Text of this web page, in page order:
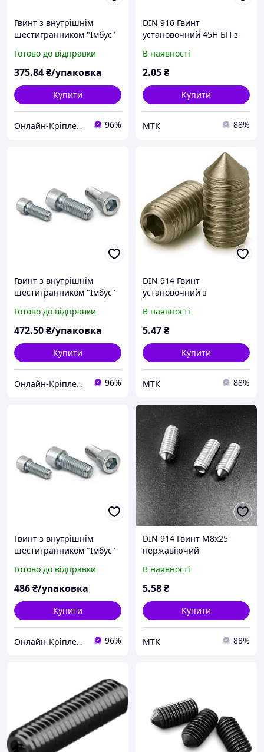
Гвинт з внутрішнім
шестигранником "Імбус"
м14х80 (10шт)
Готово до відправки
375.84₴/упаковка
Купити
Онлайн-Кріплення 96%
DIN 916 Гвинт
установочний 45H БП з
В наявності
2.05₴
Купити
МТК 88%
Гвинт з внутрішнім
шестигранником "Імбус"
м14х90 (10шт)
Готово до відправки
472.50₴/упаковка
Купити
Онлайн-Кріплення 96%
DIN 914 Гвинт
установочний з
шестигранником
нержавіючий А2
В наявності
5.47₴
Купити
МТК 88%
Гвинт з внутрішнім
шестигранником "Імбус"
м14х100 (10шт)
Готово до відправки
486₴/упаковка
Купити
Онлайн-Кріплення 96%
DIN 914 Гвинт М8х25
нержавіючий
В наявності
5.58₴
Купити
МТК 88%